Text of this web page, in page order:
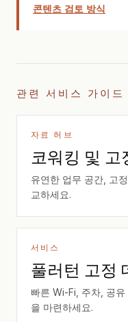
콘텐츠 검토 방식
관련 서비스 가이드
자료 허브
코워킹 및 고
유연한 업무 공간, 고
교하세요.
서비스
풀러턴 고정
빠른 Wi-Fi, 주차, 공
을 마련하세요.